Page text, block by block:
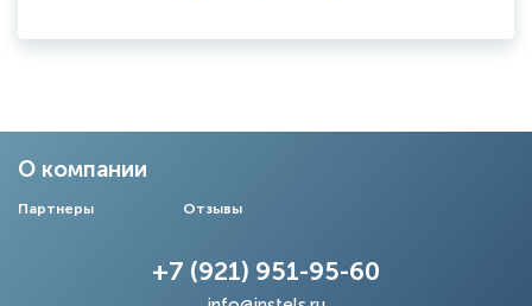
+7 (921) 951-95-60
О компании
Партнеры Отзывы